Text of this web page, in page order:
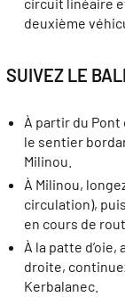
deuxième
SUIVEZ LE
À partir du Pont
le sentier
Milinou.
À Milinou,
circulation),
en cours de
À la patte
droite,
Kerbalanec.